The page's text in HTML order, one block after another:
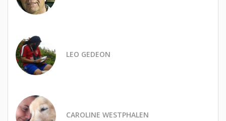
LEO GEDEON
CAROLINE WESTPHALEN